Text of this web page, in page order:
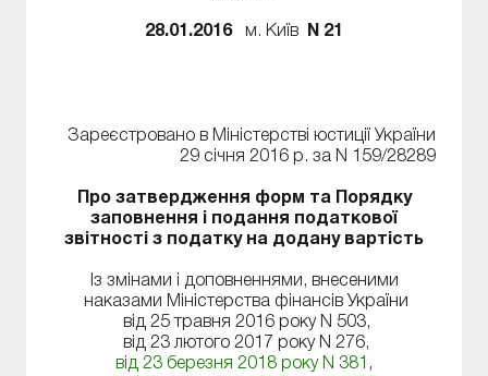
28.01.2016 м. Київ N 21
Зареєстровано в Міністерстві юстиції України
29 січня 2016 р. за N 159/28289
Про затвердження форм та Порядку
заповнення і подання податкової
звітності з податку на додану вартість
Із змінами і доповненнями, внесеними
наказами Міністерства фінансів України
від 25 травня 2016 року N 503,
від 23 лютого 2017 року N 276,
від 23 березня 2018 року N 381
,